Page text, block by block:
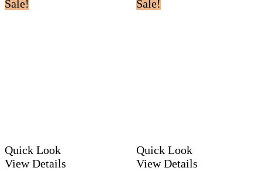
Sale!
Quick Look
View Details
Sale!
Quick Look
View Details